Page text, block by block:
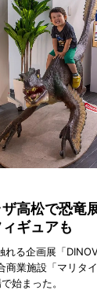
ザ高松で恐
ギュアも
れる企画展「
商業施設「マリタ
始まった。